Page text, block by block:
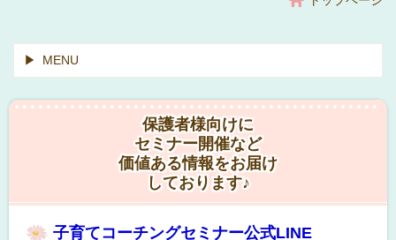
MENU
保護者様向けに
セミナー開催など
価値ある情報をお届け
しております♪
子育てコーチングセミナー公式LINE